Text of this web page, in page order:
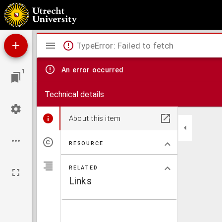
Kaart van de Steenwegh tot aen de Luijkse grensen met allignamenten, tot de vier
1
Mirador
viewer
TypeError: Failed to fetch
An error occurred
Technical details
About this item
RESOURCE
RELATED
Links